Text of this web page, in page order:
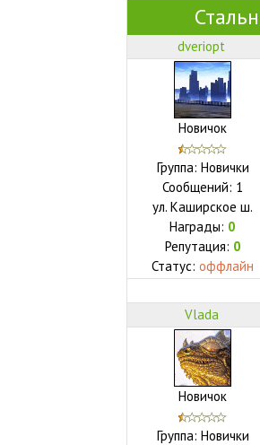
dveriopt
Новичок
Группа: Новички
Сообщений: 1
ул.Каширское ш.
Награды: 0
Репутация: 0
Статус:оффлайн
Vlada
Новичок
Группа: Новички